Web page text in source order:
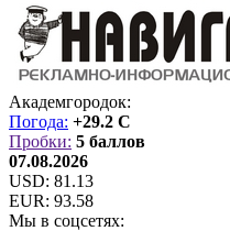
Академгородок:
Погода: +29.2 C
Пробки: 5 баллов
07.08.2026
USD: 81.13
EUR: 93.58
Мы в соцсетях: